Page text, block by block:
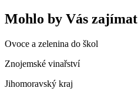
Mohlo by Vás zajímat
Ovoce a zelenina do škol
Znojemské vinařství
Jihomoravský kraj